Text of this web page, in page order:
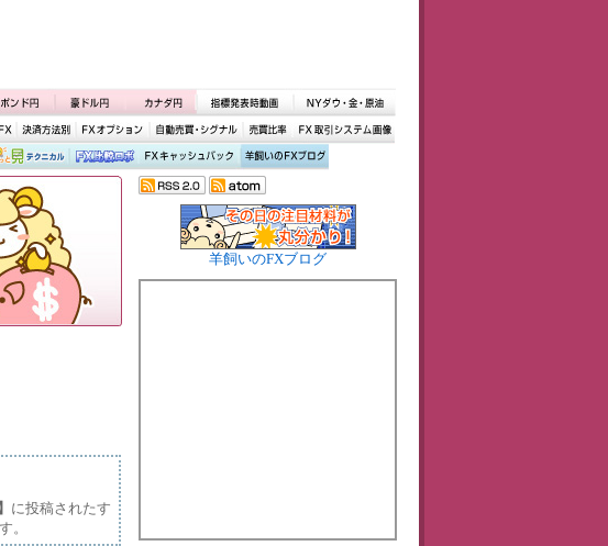
に投稿されたす
。
羊飼いのFXブログ